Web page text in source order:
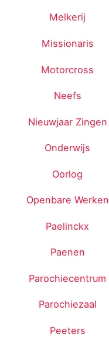
Melkerij
Missionaris
Motorcross
Neefs
Nieuwjaar Zingen
Onderwijs
Oorlog
Openbare Werken
Paelinckx
Paenen
Parochiecentrum
Parochiezaal
Peeters